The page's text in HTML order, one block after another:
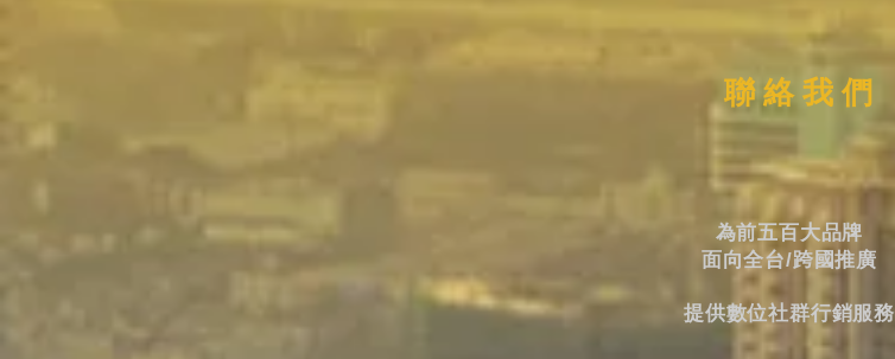
聯 絡 我 們
為前五百大品牌
面向全台/跨國推廣
提供數位社群行銷服務